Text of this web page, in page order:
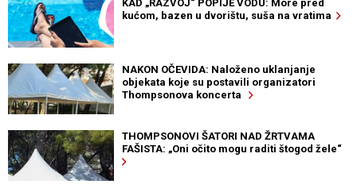
KAD „RAZVOJ“ POPIJE VODU: More pred
kućom, bazen u dvorištu, suša na vratima
NAKON OČEVIDA: Naloženo uklanjanje
objekata koje su postavili organizatori
Thompsonova koncerta
THOMPSONOVI ŠATORI NAD ŽRTVAMA
FAŠISTA: „Oni očito mogu raditi štogod žele“